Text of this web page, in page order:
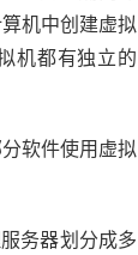
机中创建虚拟
机都有独立的
软件使用虚拟
务器划分成多